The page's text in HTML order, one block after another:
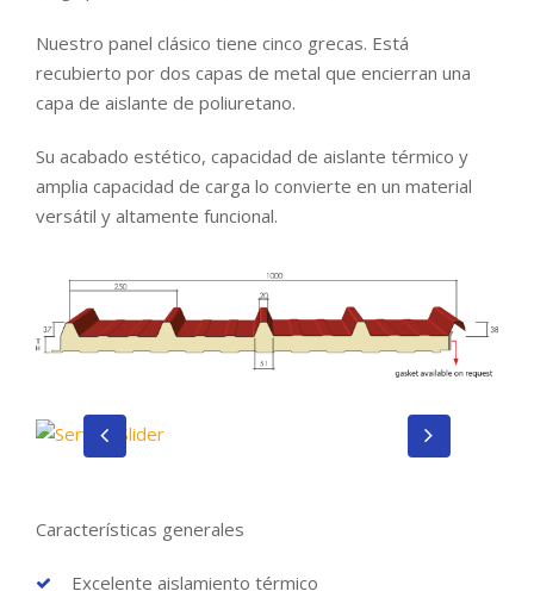
Nuestro panel clásico tiene cinco grecas. Está
recubierto por dos capas de metal que encierran una
capa de aislante de poliuretano.
Su acabado estético, capacidad de aislante térmico y
amplia capacidad de carga lo convierte en un material
versátil y altamente funcional.
Características generales
Excelente aislamiento térmico